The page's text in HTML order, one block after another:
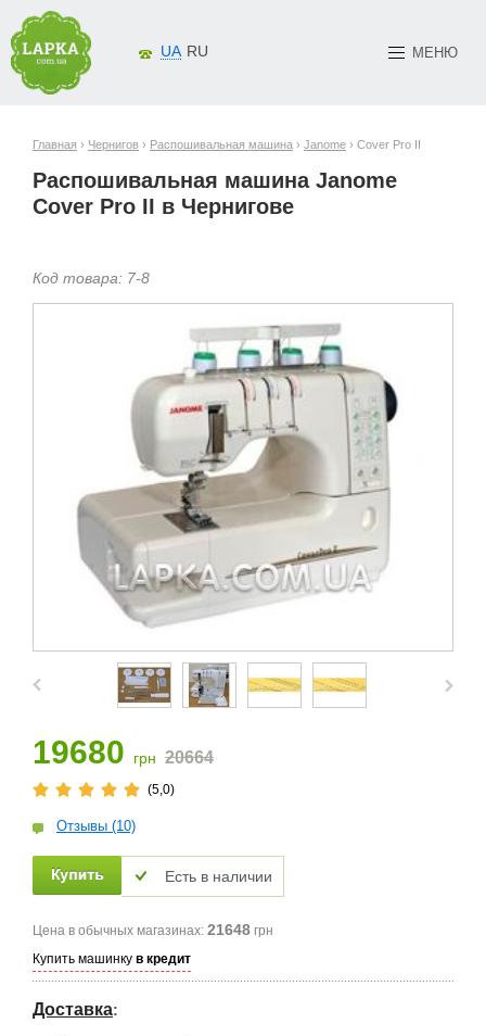
МЕНЮ
UA RU
Главная › Чернигов › Распошивальная машина › Janome › Cover Pro II
Распошивальная машина Janome
Cover Pro II в Чернигове
Код товара: 7-8
19680 грн 20664
(5,0)
Отзывы (10)
Есть в наличии
Цена в обычных магазинах: 21648 грн
Купить машинку в кредит
Доставка: